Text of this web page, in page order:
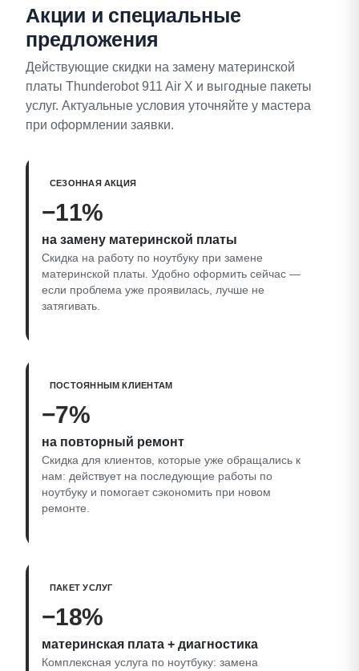
Акции и специальные
предложения
Действующие скидки на замену материнской
платы Thunderobot 911 Air X и выгодные пакеты
услуг. Актуальные условия уточняйте у мастера
при оформлении заявки.
СЕЗОННАЯ АКЦИЯ
−11%
на замену материнской платы
Скидка на работу по ноутбуку при замене
материнской платы. Удобно оформить сейчас —
если проблема уже проявилась, лучше не
затягивать.
ПОСТОЯННЫМ КЛИЕНТАМ
−7%
на повторный ремонт
Скидка для клиентов, которые уже обращались к
нам: действует на последующие работы по
ноутбуку и помогает сэкономить при новом
ремонте.
ПАКЕТ УСЛУГ
−18%
материнская плата + диагностика
Комплексная услуга по ноутбуку: замена